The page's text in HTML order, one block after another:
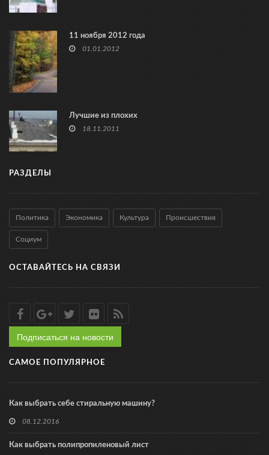
11 ноября 2012 года
01.01.2012
Лучшие из плохих
18.11.2011
РАЗДЕЛЫ
Политика Экономика Культура Происшествия
Социум
ОСТАВАЙТЕСЬ НА СВЯЗИ
Подписаться на новости
САМОЕ ПОПУЛЯРНОЕ
Как выбрать себе стиральную машину?
08.12.2016
Как выбрать полипропиленовый лист